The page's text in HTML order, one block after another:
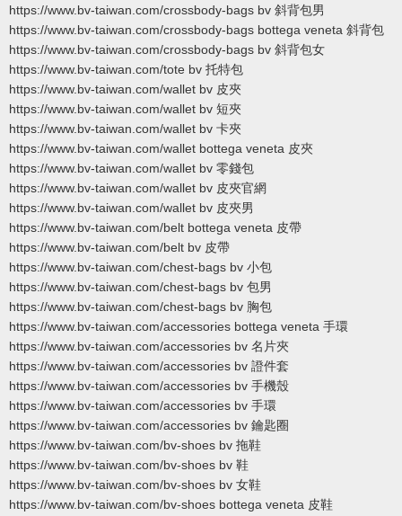
https://www.bv-taiwan.com/crossbody-bags bv 斜背包男
https://www.bv-taiwan.com/crossbody-bags bottega veneta 斜背包
https://www.bv-taiwan.com/crossbody-bags bv 斜背包女
https://www.bv-taiwan.com/tote bv 托特包
https://www.bv-taiwan.com/wallet bv 皮夾
https://www.bv-taiwan.com/wallet bv 短夾
https://www.bv-taiwan.com/wallet bv 卡夾
https://www.bv-taiwan.com/wallet bottega veneta 皮夾
https://www.bv-taiwan.com/wallet bv 零錢包
https://www.bv-taiwan.com/wallet bv 皮夾官網
https://www.bv-taiwan.com/wallet bv 皮夾男
https://www.bv-taiwan.com/belt bottega veneta 皮帶
https://www.bv-taiwan.com/belt bv 皮帶
https://www.bv-taiwan.com/chest-bags bv 小包
https://www.bv-taiwan.com/chest-bags bv 包男
https://www.bv-taiwan.com/chest-bags bv 胸包
https://www.bv-taiwan.com/accessories bottega veneta 手環
https://www.bv-taiwan.com/accessories bv 名片夾
https://www.bv-taiwan.com/accessories bv 證件套
https://www.bv-taiwan.com/accessories bv 手機殼
https://www.bv-taiwan.com/accessories bv 手環
https://www.bv-taiwan.com/accessories bv 鑰匙圈
https://www.bv-taiwan.com/bv-shoes bv 拖鞋
https://www.bv-taiwan.com/bv-shoes bv 鞋
https://www.bv-taiwan.com/bv-shoes bv 女鞋
https://www.bv-taiwan.com/bv-shoes bottega veneta 皮鞋